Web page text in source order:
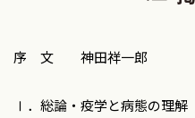
序 文 神田祥一郎
Ⅰ．総論・疫学と病態の理解